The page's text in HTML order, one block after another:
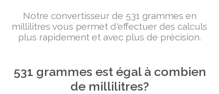
Notre convertisseur de 531 grammes en
millilitres vous permet d'effectuer des calculs
plus rapidement et avec plus de précision.
531 grammes est égal à combien
de millilitres?